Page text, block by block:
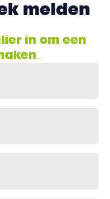
melden
in om een